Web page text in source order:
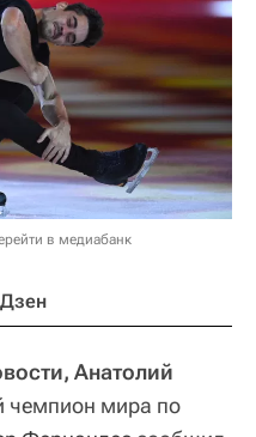
в медиабанк
Дзен
Анатолий
чемпион мира по